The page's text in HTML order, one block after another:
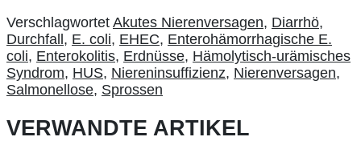
Verschlagwortet Akutes Nierenversagen, Diarrhö,
Durchfall, E. coli, EHEC, Enterohämorrhagische E.
coli, Enterokolitis, Erdnüsse, Hämolytisch-urämisches
Syndrom, HUS, Niereninsuffizienz, Nierenversagen,
Salmonellose, Sprossen
VERWANDTE ARTIKEL